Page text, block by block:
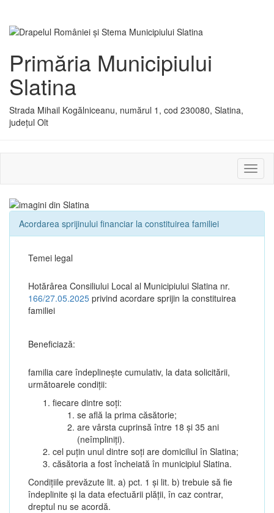
Primăria Municipiului
Slatina
Strada Mihail Kogălniceanu, numărul 1, cod 230080, Slatina,
județul Olt
sau
Acordarea sprijinului financiar la constituirea familiei
Temei legal
Hotărârea Consiliului Local al Municipiului Slatina nr.
166/27.05.2025 privind acordare sprijin la constituirea
familiei
Beneficiază:
familia care îndeplinește cumulativ, la data solicitării,
următoarele condiții:
fiecare dintre soți:
se află la prima căsătorie;
are vârsta cuprinsă între 18 și 35 ani
(neîmpliniți).
cel puțin unul dintre soți are domiciliul în Slatina;
căsătoria a fost încheiată în municipiul Slatina.
Condițiile prevăzute lit. a) pct. 1 și lit. b) trebuie să fie
îndeplinite și la data efectuării plății, în caz contrar,
dreptul nu se acordă.